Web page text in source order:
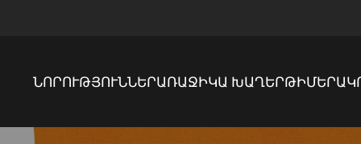
ՆՈՐՈՒԹՅՈՒՆՆԵՐԱՌԱՋԻԿԱ ԽԱՂԵՐԹԻՄԵՐ